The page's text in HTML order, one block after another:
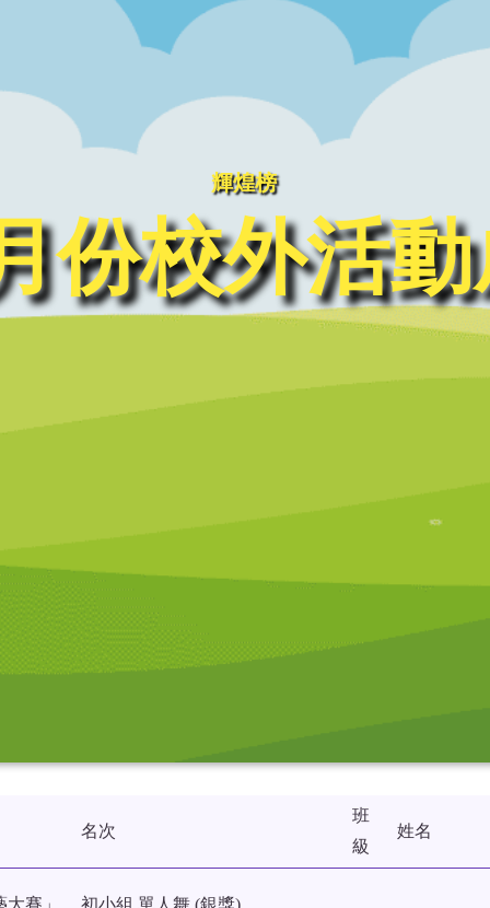
輝煌榜
份校外活
名次
班
級
姓名
賽」 初小組 單人舞 (銀獎)